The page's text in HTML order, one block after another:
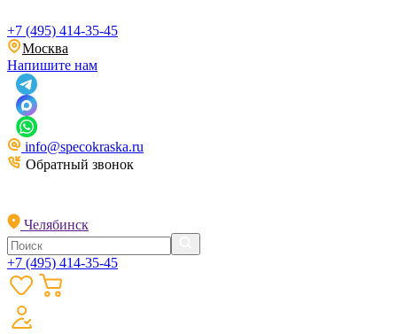
+7 (495) 414-35-45
Москва
Напишите нам
info@specokraska.ru
Обратный звонок
Челябинск
+7 (495) 414-35-45